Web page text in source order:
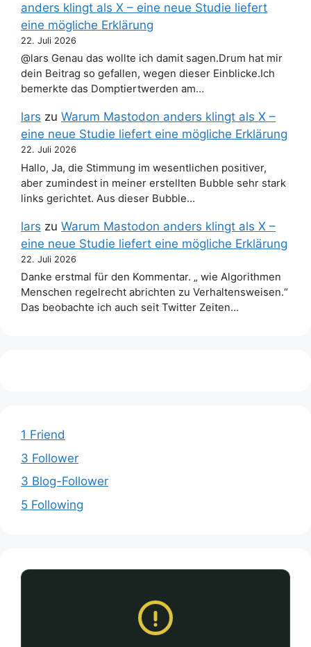
anders klingt als X – eine neue Studie liefert
eine mögliche Erklärung
22. Juli 2026
@lars Genau das wollte ich damit sagen.Drum hat mir
dein Beitrag so gefallen, wegen dieser Einblicke.Ich
bemerkte das Domptiertwerden am…
lars zu Warum Mastodon anders klingt als X –
eine neue Studie liefert eine mögliche Erklärung
22. Juli 2026
Hallo, Ja, die Stimmung im wesentlichen positiver,
aber zumindest in meiner erstellten Bubble sehr stark
links gerichtet. Aus dieser Bubble…
lars zu Warum Mastodon anders klingt als X –
eine neue Studie liefert eine mögliche Erklärung
22. Juli 2026
Danke erstmal für den Kommentar. „ wie Algorithmen
Menschen regelrecht abrichten zu Verhaltensweisen.“
Das beobachte ich auch seit Twitter Zeiten…
1 Friend
3 Follower
3 Blog-Follower
5 Following